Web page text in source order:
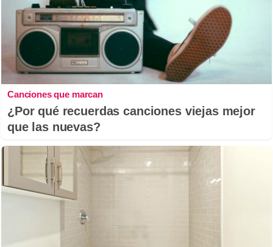
Canciones que marcan
¿Por qué recuerdas canciones viejas mejor
que las nuevas?